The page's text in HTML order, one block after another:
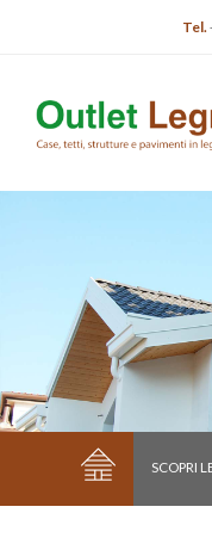
Tel.
SCOPRI